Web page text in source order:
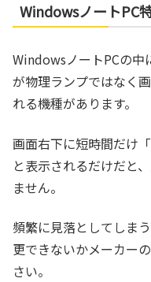
WindowsノートPC
WindowsノートPCの中
が物理ランプではなく
れる機種があります。
画面右下に短時間だけ
と表示されるだけだと
ません。
頻繁に見落としてしま
更できないかメーカー
さい。